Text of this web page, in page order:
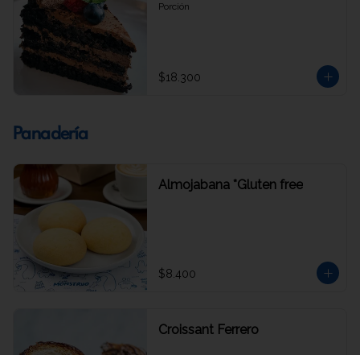
Porción
$18.300
Panadería
Almojabana *Gluten free
$8.400
Croissant Ferrero